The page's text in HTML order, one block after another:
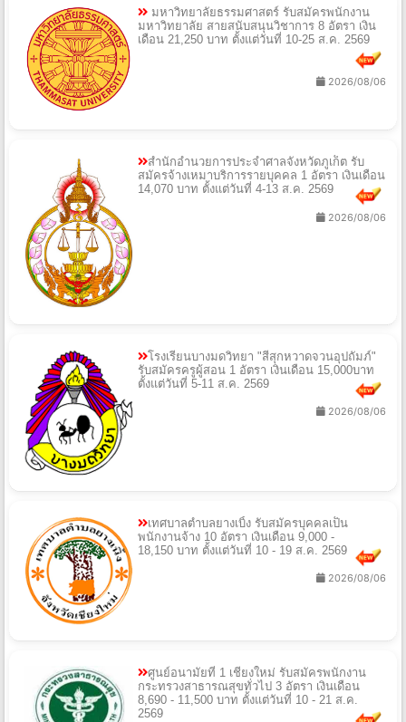
มหาวิทยาลัยธรรมศาสตร์ รับสมัครพนักงาน
มหาวิทยาลัย สายสนับสนุนวิชาการ 8 อัตรา เงิน
เดือน 21,250 บาท ตั้งแต่วันที่ 10-25 ส.ค. 2569
2026/08/06
สำนักอำนวยการประจำศาลจังหวัดภูเก็ต รับ
สมัครจ้างเหมาบริการรายบุคคล 1 อัตรา เงินเดือน
14,070 บาท ตั้งแต่วันที่ 4-13 ส.ค. 2569
2026/08/06
โรงเรียนบางมดวิทยา "สีสุกหวาดจวนอุปถัมภ์"
รับสมัครครูผู้สอน 1 อัตรา เงินเดือน 15,000บาท
ตั้งแต่วันที่ 5-11 ส.ค. 2569
2026/08/06
เทศบาลตำบลยางเบิ้ง รับสมัครบุคคลเป็น
พนักงานจ้าง 10 อัตรา เงินเดือน 9,000 -
18,150 บาท ตั้งแต่วันที่ 10 - 19 ส.ค. 2569
2026/08/06
ศูนย์อนามัยที่ 1 เชียงใหม่ รับสมัครพนักงาน
กระทรวงสาธารณสุขทั่วไป 3 อัตรา เงินเดือน
8,690 - 11,500 บาท ตั้งแต่วันที่ 10 - 21 ส.ค.
2569